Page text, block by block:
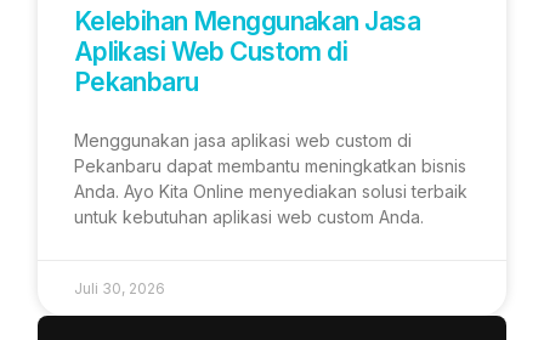
Kelebihan Menggunakan Jasa
Aplikasi Web Custom di
Pekanbaru
Menggunakan jasa aplikasi web custom di
Pekanbaru dapat membantu meningkatkan bisnis
Anda. Ayo Kita Online menyediakan solusi terbaik
untuk kebutuhan aplikasi web custom Anda.
Juli 30, 2026